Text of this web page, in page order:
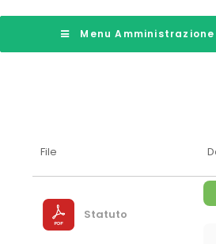
RICERCA DOCUMENTI
Menu
File
Statuto